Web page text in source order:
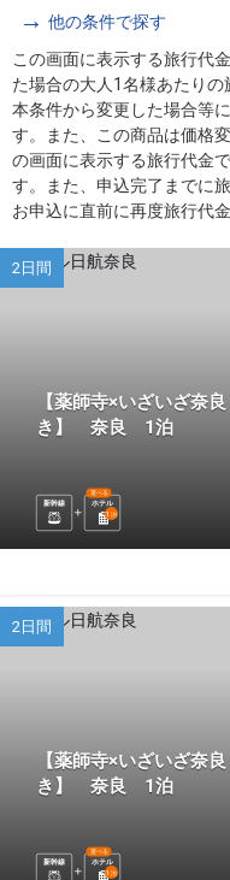
他の条件で探す
この画面に表示する旅行代
た場合の大人1名様あたり
本条件から変更した場合等
す。また、この商品は価格
の画面に表示する旅行代金
す。また、申込完了までに
お申込に直前に再度旅行代
2日間
【薬師寺×いざいざ奈
き】 奈良 1泊
新幹線 ホテル
選べる
1 泊
2日間
【薬師寺×いざいざ奈
き】 奈良 1泊
新幹線 ホテル
選べる
1 泊